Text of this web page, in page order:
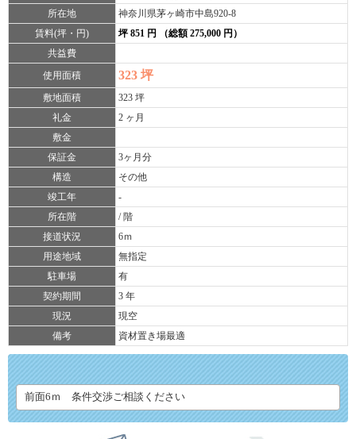
所在地
神奈川県茅ヶ崎市中島920-8
賃料(坪・円)
坪 851 円 （総額 275,000 円）
共益費
使用面積
323 坪
敷地面積
323 坪
礼金
2 ヶ月
敷金
保証金
3ヶ月分
構造
その他
竣工年
-
所在階
/ 階
接道状況
6ｍ
用途地域
無指定
駐車場
有
契約期間
3 年
現況
現空
備考
資材置き場最適
前面6ｍ 条件交渉ご相談ください